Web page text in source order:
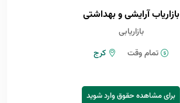
بازاریاب آرایشی و بهداشتی
بازاریابی
تمام وقت
کرج
برای مشاهده حقوق وارد شوید